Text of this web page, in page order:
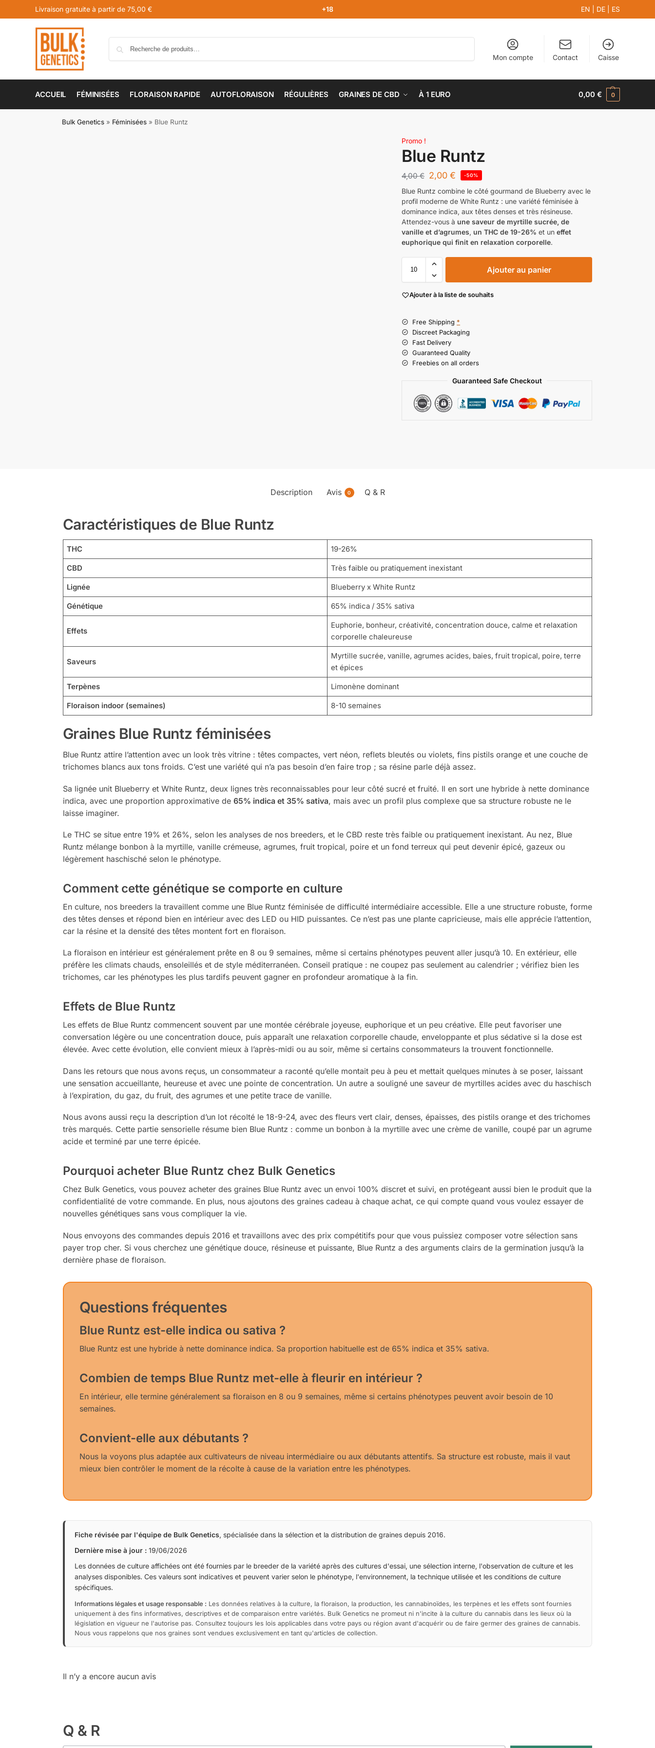
Livraison gratuite à partir de 75,00 € +18 EN DE ES
Mon compte Contact Caisse
ACCUEIL FÉMINISÉES FLORAISON RAPIDE AUTOFLORAISON RÉGULIÈRES GRAINES DE CBD À 1 EURO 0,00€ 0
Bulk Genetics » Féminisées » Blue Runtz
Promo !
Blue Runtz
4,00€ 2,00€ -50%
Blue Runtz combine le côté gourmand de Blueberry avec le
profil moderne de White Runtz : une variété féminisée à
dominance indica, aux têtes denses et très résineuse.
Attendez-vous à une saveur de myrtille sucrée, de
vanille et d’agrumes, un THC de 19-26% et uneffet
euphorique qui finit en relaxation corporelle.
Ajouter au panier
Ajouter à la liste de souhaits
Free Shipping *
Discreet Packaging
Fast Delivery
Guaranteed Quality
Freebies on all orders
Guaranteed Safe Checkout
Description Avis 0 Q & R
Caractéristiques de Blue Runtz
THC 19-26%
CBD Très faible ou pratiquement inexistant
Lignée Blueberry x White Runtz
Génétique 65% indica / 35% sativa
Effets
Euphorie, bonheur, créativité, concentration douce, calme et relaxation
corporelle chaleureuse
Saveurs
Myrtille sucrée, vanille, agrumes acides, baies, fruit tropical, poire, terre
et épices
Terpènes Limonène dominant
Floraison indoor (semaines) 8-10 semaines
Graines Blue Runtz féminisées
Blue Runtz attire l’attention avec un look très vitrine : têtes compactes, vert néon, reflets bleutés ou violets, fins pistils orange et une couche de
trichomes blancs aux tons froids. C’est une variété qui n’a pas besoin d’en faire trop ; sa résine parle déjà assez.
Sa lignée unit Blueberry et White Runtz, deux lignes très reconnaissables pour leur côté sucré et fruité. Il en sort une hybride à nette dominance
indica, avec une proportion approximative de 65% indica et 35% sativa, mais avec un profil plus complexe que sa structure robuste ne le
laisse imaginer.
Le THC se situe entre 19% et 26%, selon les analyses de nos breeders, et le CBD reste très faible ou pratiquement inexistant. Au nez, Blue
Runtz mélange bonbon à la myrtille, vanille crémeuse, agrumes, fruit tropical, poire et un fond terreux qui peut devenir épicé, gazeux ou
légèrement haschisché selon le phénotype.
Comment cette génétique se comporte en culture
En culture, nos breeders la travaillent comme une Blue Runtz féminisée de difficulté intermédiaire accessible. Elle a une structure robuste, forme
des têtes denses et répond bien en intérieur avec des LED ou HID puissantes. Ce n’est pas une plante capricieuse, mais elle apprécie l’attention,
car la résine et la densité des têtes montent fort en floraison.
La floraison en intérieur est généralement prête en 8 ou 9 semaines, même si certains phénotypes peuvent aller jusqu’à 10. En extérieur, elle
préfère les climats chauds, ensoleillés et de style méditerranéen. Conseil pratique : ne coupez pas seulement au calendrier ; vérifiez bien les
trichomes, car les phénotypes les plus tardifs peuvent gagner en profondeur aromatique à la fin.
Effets de Blue Runtz
Les effets de Blue Runtz commencent souvent par une montée cérébrale joyeuse, euphorique et un peu créative. Elle peut favoriser une
conversation légère ou une concentration douce, puis apparaît une relaxation corporelle chaude, enveloppante et plus sédative si la dose est
élevée. Avec cette évolution, elle convient mieux à l’après-midi ou au soir, même si certains consommateurs la trouvent fonctionnelle.
Dans les retours que nous avons reçus, un consommateur a raconté qu’elle montait peu à peu et mettait quelques minutes à se poser, laissant
une sensation accueillante, heureuse et avec une pointe de concentration. Un autre a souligné une saveur de myrtilles acides avec du haschisch
à l’expiration, du gaz, du fruit, des agrumes et une petite trace de vanille.
Nous avons aussi reçu la description d’un lot récolté le 18-9-24, avec des fleurs vert clair, denses, épaisses, des pistils orange et des trichomes
très marqués. Cette partie sensorielle résume bien Blue Runtz : comme un bonbon à la myrtille avec une crème de vanille, coupé par un agrume
acide et terminé par une terre épicée.
Pourquoi acheter Blue Runtz chez Bulk Genetics
Chez Bulk Genetics, vous pouvez acheter des graines Blue Runtz avec un envoi 100% discret et suivi, en protégeant aussi bien le produit que la
confidentialité de votre commande. En plus, nous ajoutons des graines cadeau à chaque achat, ce qui compte quand vous voulez essayer de
nouvelles génétiques sans vous compliquer la vie.
Nous envoyons des commandes depuis 2016 et travaillons avec des prix compétitifs pour que vous puissiez composer votre sélection sans
payer trop cher. Si vous cherchez une génétique douce, résineuse et puissante, Blue Runtz a des arguments clairs de la germination jusqu’à la
dernière phase de floraison.
Questions fréquentes
Blue Runtz est-elle indica ou sativa ?
Blue Runtz est une hybride à nette dominance indica. Sa proportion habituelle est de 65% indica et 35% sativa.
Combien de temps Blue Runtz met-elle à fleurir en intérieur ?
En intérieur, elle termine généralement sa floraison en 8 ou 9 semaines, même si certains phénotypes peuvent avoir besoin de 10
semaines.
Convient-elle aux débutants ?
Nous la voyons plus adaptée aux cultivateurs de niveau intermédiaire ou aux débutants attentifs. Sa structure est robuste, mais il vaut
mieux bien contrôler le moment de la récolte à cause de la variation entre les phénotypes.
Fiche révisée par l'équipe de Bulk Genetics, spécialisée dans la sélection et la distribution de graines depuis 2016.
Dernière mise à jour :19/06/2026
Les données de culture affichées ont été fournies par le breeder de la variété après des cultures d'essai, une sélection interne, l'observation de culture et les
analyses disponibles. Ces valeurs sont indicatives et peuvent varier selon le phénotype, l'environnement, la technique utilisée et les conditions de culture
spécifiques.
Informations légales et usage responsable : Les données relatives à la culture, la floraison, la production, les cannabinoïdes, les terpènes et les effets sont fournies
uniquement à des fins informatives, descriptives et de comparaison entre variétés. Bulk Genetics ne promeut ni n'incite à la culture du cannabis dans les lieux où la
législation en vigueur ne l'autorise pas. Consultez toujours les lois applicables dans votre pays ou région avant d'acquérir ou de faire germer des graines de cannabis.
Nous vous rappelons que nos graines sont vendues exclusivement en tant qu'articles de collection.
Il n’y a encore aucun avis
Q & R